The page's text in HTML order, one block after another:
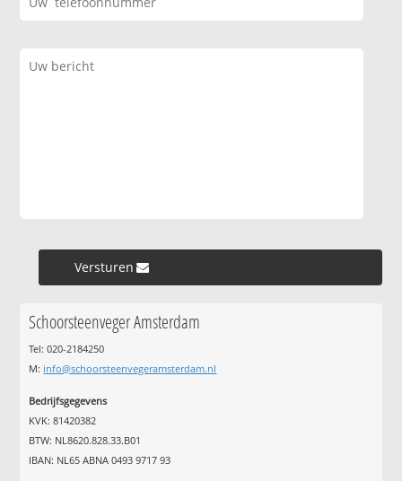
Versturen »
Schoorsteenveger Amsterdam
Tel: 020-2184250
M: info@schoorsteenvegeramsterdam.nl
Bedrijfsgegevens
KVK: 81420382
BTW: NL8620.828.33.B01
IBAN: NL65 ABNA 0493 9717 93